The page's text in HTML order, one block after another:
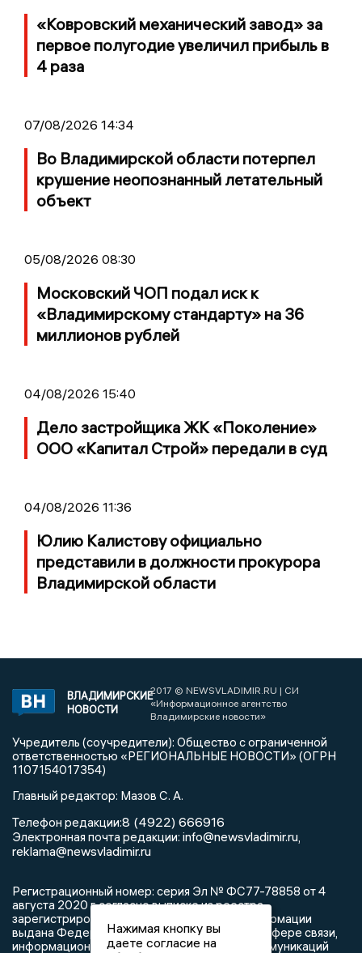
«Ковровский механический завод» за
первое полугодие увеличил прибыль в
4 раза
07/08/2026 14:34
Во Владимирской области потерпел
крушение неопознанный летательный
объект
05/08/2026 08:30
Московский ЧОП подал иск к
«Владимирскому стандарту» на 36
миллионов рублей
04/08/2026 15:40
Дело застройщика ЖК «Поколение»
ООО «Капитал Строй» передали в суд
04/08/2026 11:36
Юлию Калистову официально
представили в должности прокурора
Владимирской области
ВЛАДИМИРСКИЕ
НОВОСТИ
2017 © NEWSVLADIMIR.RU | СИ
«Информационное агентство
Владимирские новости»
Учредитель (соучредители): Общество с ограниченной
ответственностью «РЕГИОНАЛЬНЫЕ НОВОСТИ» (ОГРН
1107154017354)
Главный редактор: Мазов С. А.
Телефон редакции:8 (4922) 666916
Электронная почта редакции: info@newsvladimir.ru,
reklama@newsvladimir.ru
Регистрационный номер: серия Эл № ФС77-78858 от 4
августа 2020 г. согласно выписке из реестра
зарегистрированных средств массовой информации
выдана Федеральной службой по надзору в сфере связи,
информационных технологий и массовых коммуникаций
Нажимая кнопку вы
даете согласие на